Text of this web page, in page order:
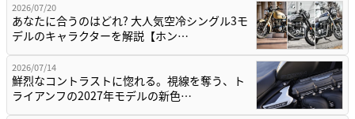
2026/07/20
あなたに合うのはどれ? 大人気空冷シングル3モ
デルのキャラクターを解説【ホン…
2026/07/14
鮮烈なコントラストに惚れる。視線を奪う、ト
ライアンフの2027年モデルの新色…